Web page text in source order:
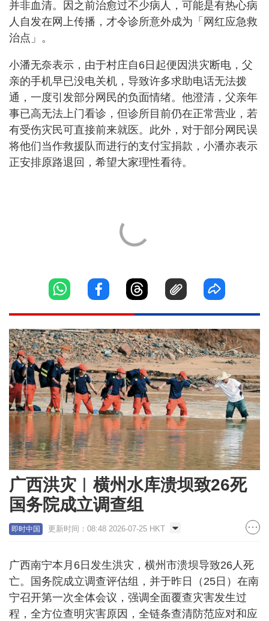
并非血清。因之前治愈过不少病人，可能是有热心病
人自发在网上传播，才令诊所意外成为「网红应急救
治点」。
小潘无奈表示，由于村庄自6日起便因洪灾断电，父
亲的手机早已没电关机，导致许多求助电话无法拨
通，一度引发部分网民的负面情绪。他澄清，父亲年
事已高无法上门看诊，但诊所目前仍在正常营业，若
有受伤灾民可直接前来就医。此外，对于部分网民误
将他们当作救援队而进行的支付宝捐款，小潘亦表示
正安排原路退回，希望大家理性看待。
广西洪灾︱横州水库溃坝致26死
国务院成立调查组
即时中国 更新时间：08:48 2026-07-25 HKT
广西南宁本月6日发生洪灾，横州市溃坝导致26人死
亡。国务院成立调查评估组，并于昨日（25日）在南
宁召开第一次全体会议，强调全面覆查灾害发生过
程，全方位查明灾害原因，全链条查清防范应对和应